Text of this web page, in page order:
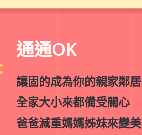
通通OK
讓固的成為你的親家鄰居
全家大小來都備受關心
爸爸減重媽媽姊妹來變美